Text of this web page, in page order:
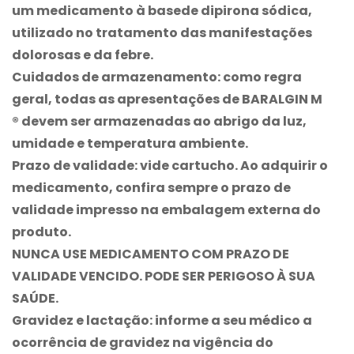
um medicamento à basede dipirona sódica,
utilizado no tratamento das manifestações
dolorosas e da febre.
Cuidados de armazenamento:como regra
geral, todas as apresentações deBARALGIN M
® devem ser armazenadas ao abrigo da luz,
umidade e temperatura ambiente.
Prazo de validade:vide cartucho. Ao adquirir o
medicamento, confira sempre o prazo de
validade impresso na embalagem externa do
produto.
NUNCA USE MEDICAMENTO COM PRAZO DE
VALIDADE VENCIDO. PODE SER PERIGOSO À SUA
SAÚDE.
Gravidez e lactação:informe a seu médico a
ocorrência de gravidez na vigência do